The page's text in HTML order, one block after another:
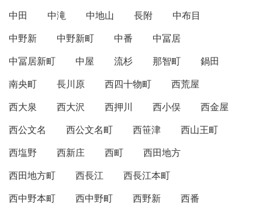
中田
中滝 中地山 長附
中布目
中野新
中野新町 中番
中冨居
中冨居新町
中屋 流杉 那智町
鍋田
南央町
長川原 西四十物町
西荒屋
西大泉
西大沢 西押川 西小俣
西金屋
西公文名
西公文名町 西笹津
西山王町
西塩野
西新庄 西町
西田地方
西田地方町
西長江
西長江本町
西中野本町
西中野町 西野新
西番